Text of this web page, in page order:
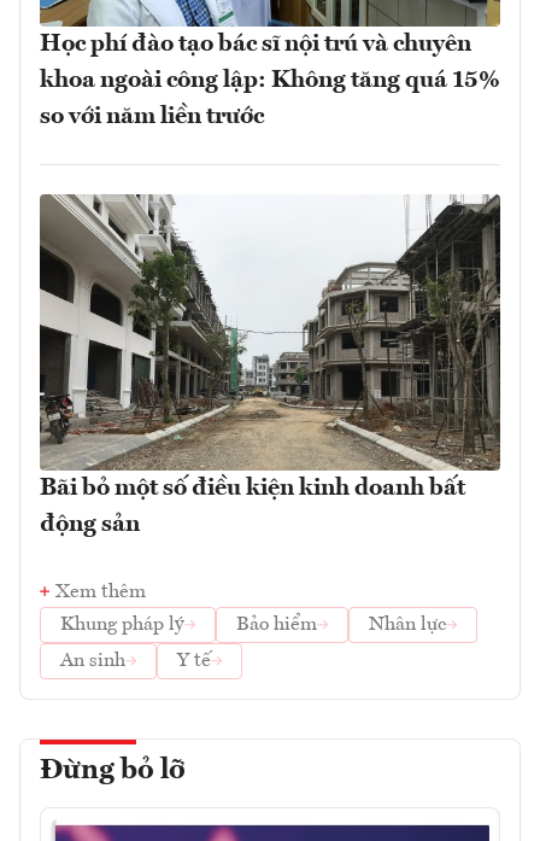
Học phí đào tạo bác sĩ nội trú và chuyên
khoa ngoài công lập: Không tăng quá 15%
so với năm liền trước
Bãi bỏ một số điều kiện kinh doanh bất
động sản
Xem thêm
Khung pháp lý
Bảo hiểm
Nhân lực
An sinh
Y tế
Đừng bỏ lỡ